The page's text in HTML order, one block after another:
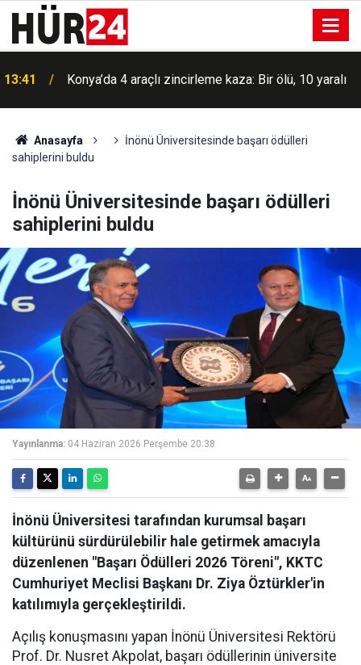
13:41
yakalandı
Anasayfa
İnönü Üniversitesinde başarı ödülleri
sahiplerini buldu
İnönü Üniversitesinde başarı ödülleri
sahiplerini buldu
Yayınlanma: 04 Haziran 2026 Perşembe 20:38
İnönü Üniversitesi tarafından kurumsal başarı
kültürünü sürdürülebilir hale getirmek amacıyla
düzenlenen "Başarı Ödülleri 2026 Töreni", KKTC
Cumhuriyet Meclisi Başkanı Dr. Ziya Öztürkler'in
katılımıyla gerçekleştirildi.
Açılış konuşmasını yapan İnönü Üniversitesi Rektörü
Prof. Dr. Nusret Akpolat, başarı ödüllerinin üniversite